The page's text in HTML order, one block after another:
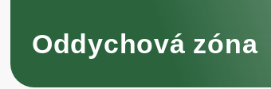
Oddychová zóna